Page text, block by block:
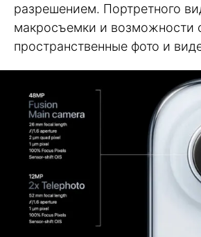
разрешением. Портретного
макросъемки и возможности
пространственные фото и